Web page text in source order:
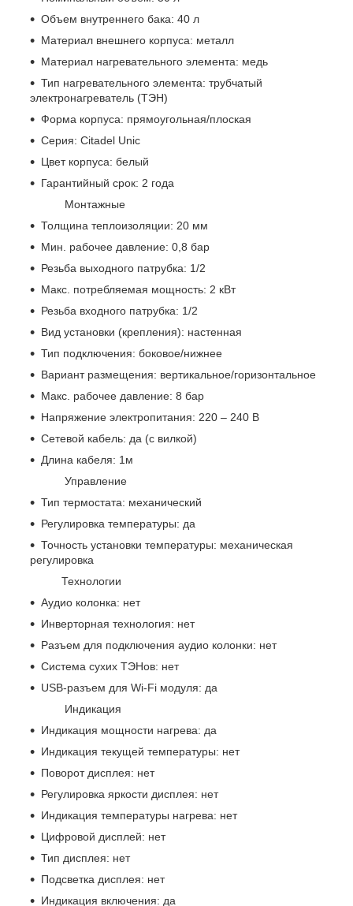
Объем внутреннего бака: 40 л
Материал внешнего корпуса: металл
Материал нагревательного элемента: медь
Тип нагревательного элемента: трубчатый
электронагреватель (ТЭН)
Форма корпуса: прямоугольная/плоская
Серия: Citadel Unic
Цвет корпуса: белый
Гарантийный срок: 2 года
Монтажные
Толщина теплоизоляции: 20 мм
Мин. рабочее давление: 0,8 бар
Резьба выходного патрубка: 1/2
Макс. потребляемая мощность: 2 кВт
Резьба входного патрубка: 1/2
Вид установки (крепления): настенная
Тип подключения: боковое/нижнее
Вариант размещения: вертикальное/горизонтальное
Макс. рабочее давление: 8 бар
Напряжение электропитания: 220 – 240 В
Сетевой кабель: да (с вилкой)
Длина кабеля: 1м
Управление
Тип термостата: механический
Регулировка температуры: да
Точность установки температуры: механическая
регулировка
Технологии
Аудио колонка: нет
Инверторная технология: нет
Разъем для подключения аудио колонки: нет
Система сухих ТЭНов: нет
USB-разъем для Wi-Fi модуля: да
Индикация
Индикация мощности нагрева: да
Индикация текущей температуры: нет
Поворот дисплея: нет
Регулировка яркости дисплея: нет
Индикация температуры нагрева: нет
Цифровой дисплей: нет
Тип дисплея: нет
Подсветка дисплея: нет
Индикация включения: да